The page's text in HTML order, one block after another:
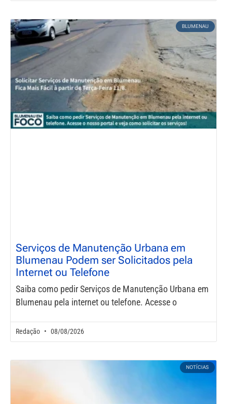
BLUMENAU
Serviços de Manutenção Urbana em
Blumenau Podem ser Solicitados pela
Internet ou Telefone
Saiba como pedir Serviços de Manutenção Urbana em
Blumenau pela internet ou telefone. Acesse o
Redação 08/08/2026
NOTÍCIAS